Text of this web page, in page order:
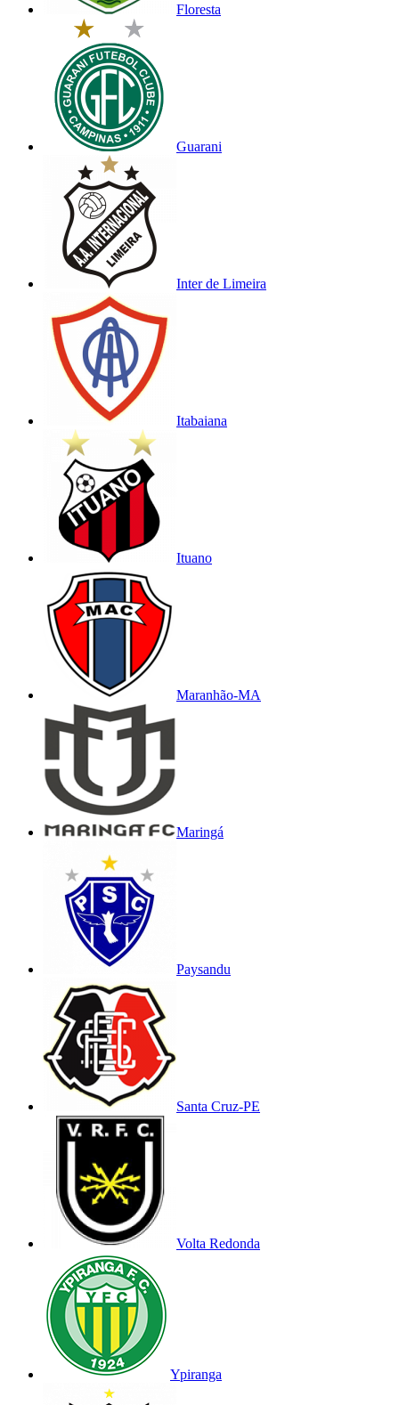
Floresta
Guarani
Inter de Limeira
Itabaiana
Ituano
Maranhão-MA
Maringá
Paysandu
Santa Cruz-PE
Volta Redonda
Ypiranga